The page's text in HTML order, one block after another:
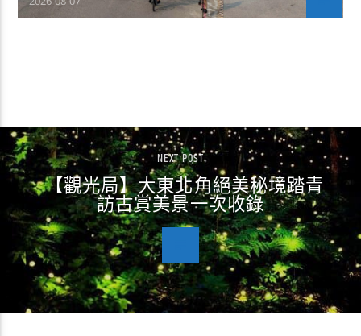
NEXT POST
【觀光局】大東北角絕美秘境踏青
訪古賞美景一次收錄